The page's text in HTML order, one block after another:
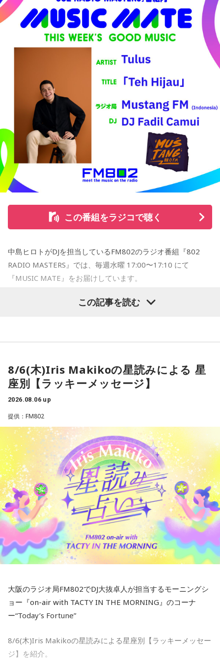
放送後のデジタルコンテンツも展開する。
また、テレビ埼玉の応援番組『LIONS CHANNEL』との連動
企画も実施予定。河合の取材の裏側など、熱狂的ファンなら
ではの視点で紐解くライオンズの魅力を、テレビとラジオの
双方から発信する（詳細は後日番組で発表）。
＜河合郁人 コメント＞
『LIONS CHANNEL』MCの河合郁人です。このたび、文化放
送の『ライオンズナイター』にゲストとして参加させていた
だきます。ものすごくうれしいです！ 子供の頃から家族で好
きなライオンズの魅力をしっかりとお伝えしつつ、ライオン
ズ選手との交流話や、ライオンズファン芸能人との話など、
普段は話せないことをたくさん話したいと思っています。そ
して、辻発彦さんと野球の練習をした話もできたらなと思っ
ています。辻さん覚えていらっしゃるかな？笑 もちろん1番
はその日の試合をしっかりとお届けします。
今からワクワクが止まりません！ 当日、よろしくお願いいた
■番組名：
埼玉西武ライオンズvs北海道日本ハムファイターズ （ベル
実況： 長谷川太（文化放送アナウンサー）
ゲスト： 河合郁人
https://www.joqr.co.jp/qr/program/lionsnighter/
■番組公式YouTube：
https://www.youtube.com/channel/UCJTMD1NbjemwvnSI
4zc-lcA
■メールアドレス：lions@joqr.net
■番組X： @joqrlion
この番組をラジコで聴く
中島ヒロトがDJを担当しているFM802のラジオ番組『802
RADIO MASTERS』では、毎週水曜 17:00〜17:10 にて
『MUSIC MATE』をお届けしています。
ノ、カルチャーの交差が一層活発となったここ大阪。そんな
＝MUSIC MATE が、現地の最新音楽情報を届けてくれま
す！
場！
インドネシアのMUSIC STATION「Mustang FM」のDJ Fadil
Camuiから現地の最新情報が届きました。
●DJ Fadil Camuiは、インドネシアのラジオ局「Mustang
88.0 FM」で「AMクラス」というモーニングショーを担当し
ているDJ。
●そんなFadil Camuiの近況を伺うと…
Mustangでのラジオ出演に加えて、私はTikTokでもコンテン
ざと相談室」「あざとコーチング」といったシリーズ企画の
おかげで、アカウントが爆発的に伸びています！
誤解のないように言っておくと、ここで言う「あざと(あざと
ことではありません。自信を持って、自分の雰囲気を大切に
し、ちょっぴり強気な姿勢で最高な自分を目指す、という意
この記事を読む
8/6(木)Iris Makikoの星読みによる 星
座別【ラッキーメッセージ】
2026.08.06 up
提供：FM802
大阪のラジオ局FM802でDJ大抜卓人が担当するモーニングシ
ョー『on-air with TACTY IN THE MORNING』のコーナ
ー“Today’s Fortune”
8/6(木)Iris Makikoの星読みによる星座別【ラッキーメッセー
ジ】を紹介。